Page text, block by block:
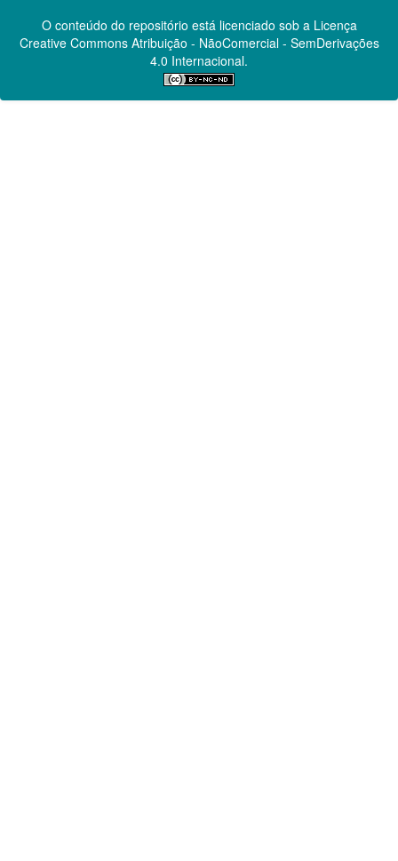
O conteúdo do repositório está licenciado sob a Licença
Creative CommonsAtribuição - NãoComercial - SemDerivações
4.0 Internacional.